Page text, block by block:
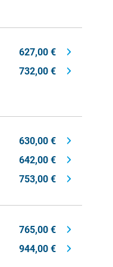
627,00 €
732,00 €
630,00 €
642,00 €
753,00 €
765,00 €
944,00 €